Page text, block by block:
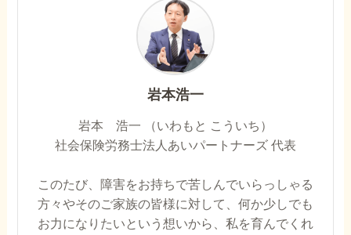
岩本浩一
岩本 浩一 （いわもと こういち）
社会保険労務士法人あいパートナーズ 代表
このたび、障害をお持ちで苦しんでいらっしゃる
方々やそのご家族の皆様に対して、何か少しでも
お力になりたいという想いから、私を育んでくれ